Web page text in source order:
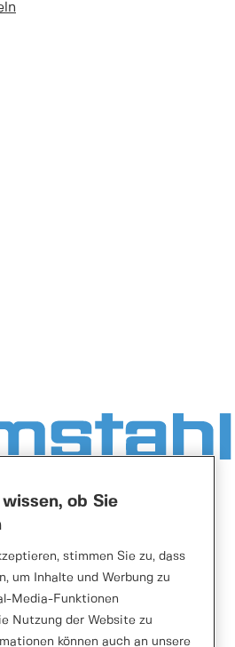
ob Sie
stimmen Sie zu, dass
um Inhalte und Werbung zu
Media-Funktionen
Nutzung der Website zu
können auch an unsere